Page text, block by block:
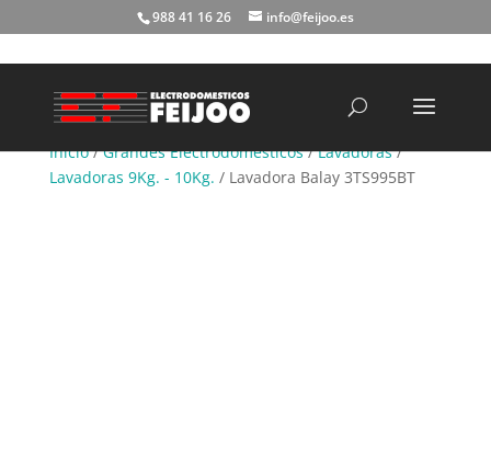
988 41 16 26 info@feijoo.es
Inicio/Grandes Electrodomésticos/Lavadoras/
Lavadoras 9Kg. - 10Kg. / Lavadora Balay 3TS995BT